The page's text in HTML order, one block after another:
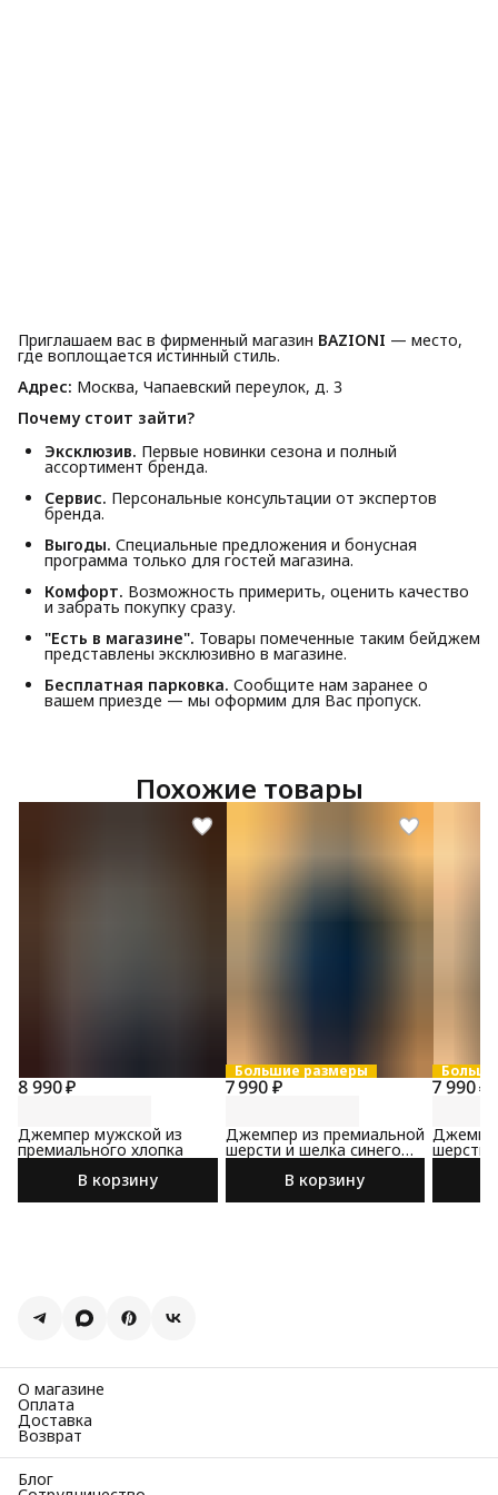
Приглашаем вас в фирменный магазин BAZIONI — место,
где воплощается истинный стиль.
Адрес: Москва, Чапаевский переулок, д. 3
Почему стоит зайти?
Эксклюзив. Первые новинки сезона и полный
ассортимент бренда.
Сервис. Персональные консультации от экспертов
бренда.
Выгоды. Специальные предложения и бонусная
программа только для гостей магазина.
Комфорт. Возможность примерить, оценить качество
и забрать покупку сразу.
"Есть в магазине". Товары помеченные таким бейджем
представлены эксклюзивно в магазине.
Бесплатная парковка. Сообщите нам заранее о
вашем приезде — мы оформим для Вас пропуск.
Похожие товары
8 990 ₽
Джемпер мужской из
премиального хлопка
В корзину
Большие размеры
7 990 ₽
Джемпер из премиальной
шерсти и шелка синего
В корзину
7 990 ₽
шерсти
О магазине
Оплата
Доставка
Возврат
Блог